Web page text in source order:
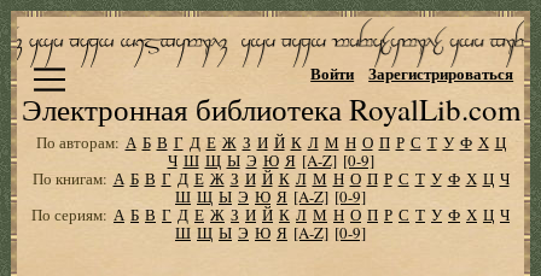
Электронная библиотека RoyalLib.com
Войти Зарегистрироваться
По авторам: А Б В Г Д Е Ж З И Й К Л М Н О П Р С Т У Ф Х Ц
Ч Ш Щ Ы Э Ю Я [A-Z] [0-9]
По книгам: А Б В Г Д Е Ж З И Й К Л М Н О П Р С Т У Ф Х Ц Ч
Ш Щ Ы Э Ю Я [A-Z] [0-9]
По сериям: А Б В Г Д Е Ж З И Й К Л М Н О П Р С Т У Ф Х Ц Ч
Ш Щ Ы Э Ю Я [A-Z] [0-9]